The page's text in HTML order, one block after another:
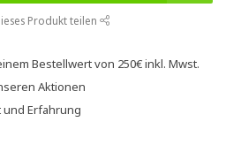
Produkt teilen
Bestellwert von 250€inkl. Mwst.
Aktionen
und Erfahrung